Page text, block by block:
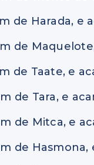
de Harada, e
de
de Taate, e
de Tara, e
de Mitca, e
de